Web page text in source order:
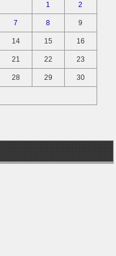
1 2
7 8 9
14 15 16
21 22 23
28 29 30